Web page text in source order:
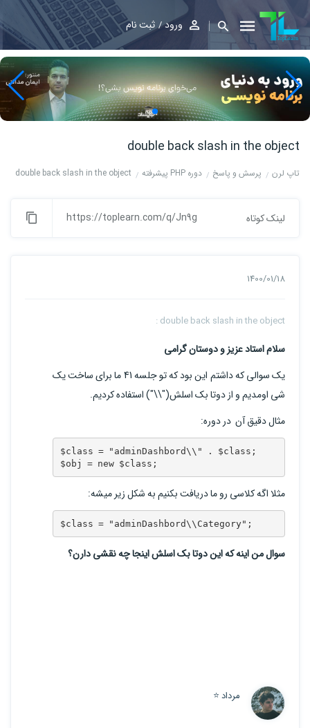
ورود ثبت نام
double back slash in the object
تاپ لرن پرسش و پاسخ دوره PHP پیشرفته double back slash in the object
لینک کوتاه https://toplearn.com/q/Jn9g
1400/01/18
double back slash in the object :
سلام استاد عزیز و دوستان گرامی
یک سوالی که داشتم این بود که تو جلسه 41 ما برای ساخت یک
شی اومدیم و از دوتا بک اسلش("\\") استفاده کردیم.
مثال دقیق آن در دوره:
$class = "adminDashbord\\" . $class;
$obj = new $class;
مثلا اگه کلاسی رو ما دریافت بکنیم به شکل زیر میشه:
$class = "adminDashbord\\Category";
سوال من اینه که این دوتا بک اسلش اینجا چه نقشی دارن؟
مرداد ⭐